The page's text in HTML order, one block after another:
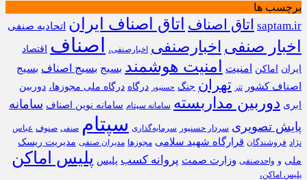
برچسب ها
saptam.ir اتاق اصناف اتاق اصناف ایران اتحادیه صنفی
اخبار صنفی اخبارصنفی اخبارصنفی، اصناف
اقتصاد
ایران
اماکن امنیت امنیت هوشمند بسیج بسیج اصناف بسیج
اصناف کشور
تتر تهران جنگ حسنپور درگاه درگاه ملی مجوزها، دوربین
ابری دوربین مداربسته سامانه سپتام سامانه نوین اصناف سامانه
پایش تصویری سردار حسنپور سرمایه‌گذاری سپتام صنفی صنوف عباس
نژاد فروشندگان قرارگاه شهید سلامی مجوزها مدیران صنفی مدیریت ریسک
ملی و واحدصنفی وزارت صمت پروانه کسب پلیس پلیس اماکن
پلیس اماکن،